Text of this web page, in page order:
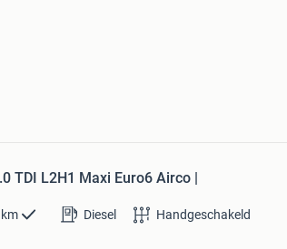
TDI L2H1 Maxi Euro6 Airco |
km Diesel Handgeschakeld